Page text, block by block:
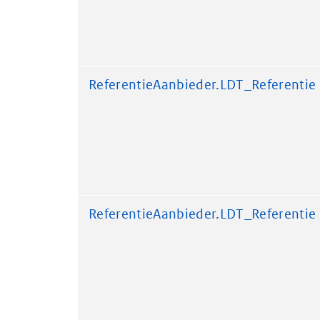
ReferentieAanbieder.LDT_Referentie
ReferentieAanbieder.LDT_Referentie